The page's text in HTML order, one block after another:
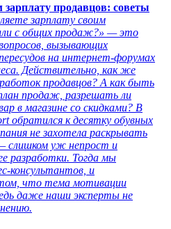
продавцов: советы
зарплату своим
с общих продаж?» — это
вызывающих
на интернет-форумах
Действительно, как же
продавцов? А как быть
продаж, разрешать ли
в магазине со скидками? В
обратился к десятку обувных
не захотела раскрывать
слишком уж непрост и
разработки. Тогда мы
консультантов, и
том, что тема мотивации
даже наши эксперты не